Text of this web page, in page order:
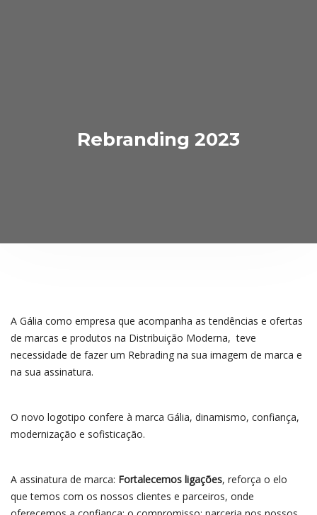
Rebranding 2023
A Gália como empresa que acompanha as tendências e ofertas
de marcas e produtos na Distribuição Moderna, teve
necessidade de fazer um Rebrading na sua imagem de marca e
na sua assinatura.
O novo logotipo confere à marca Gália, dinamismo, confiança,
modernização e sofisticação.
A assinatura de marca: Fortalecemos ligações, reforça o elo
que temos com os nossos clientes e parceiros, onde